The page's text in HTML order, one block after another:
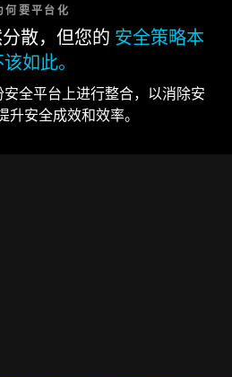
何要平台化
散，但您的 安全策略本
如此。
安全平台上进行整合，以消除安
升安全成效和效率。